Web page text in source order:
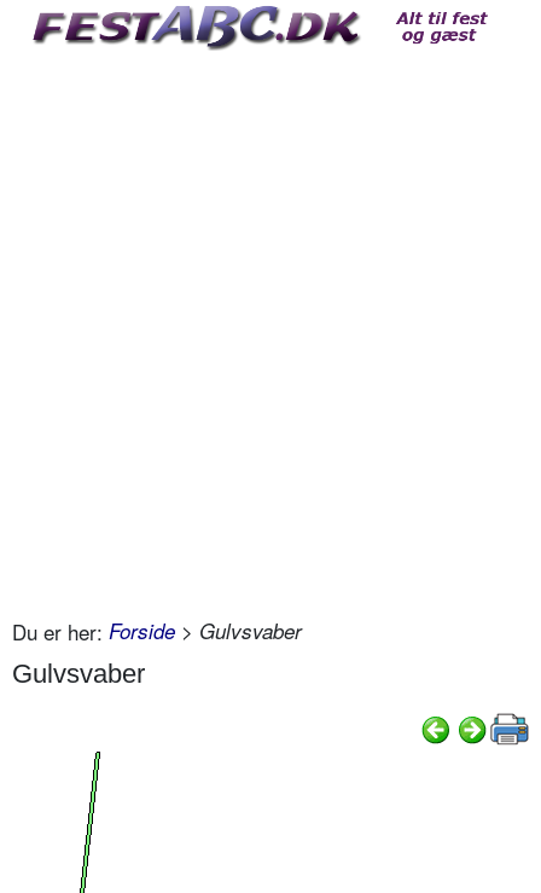
Du er her: Forside > Gulvsvaber
Gulvsvaber